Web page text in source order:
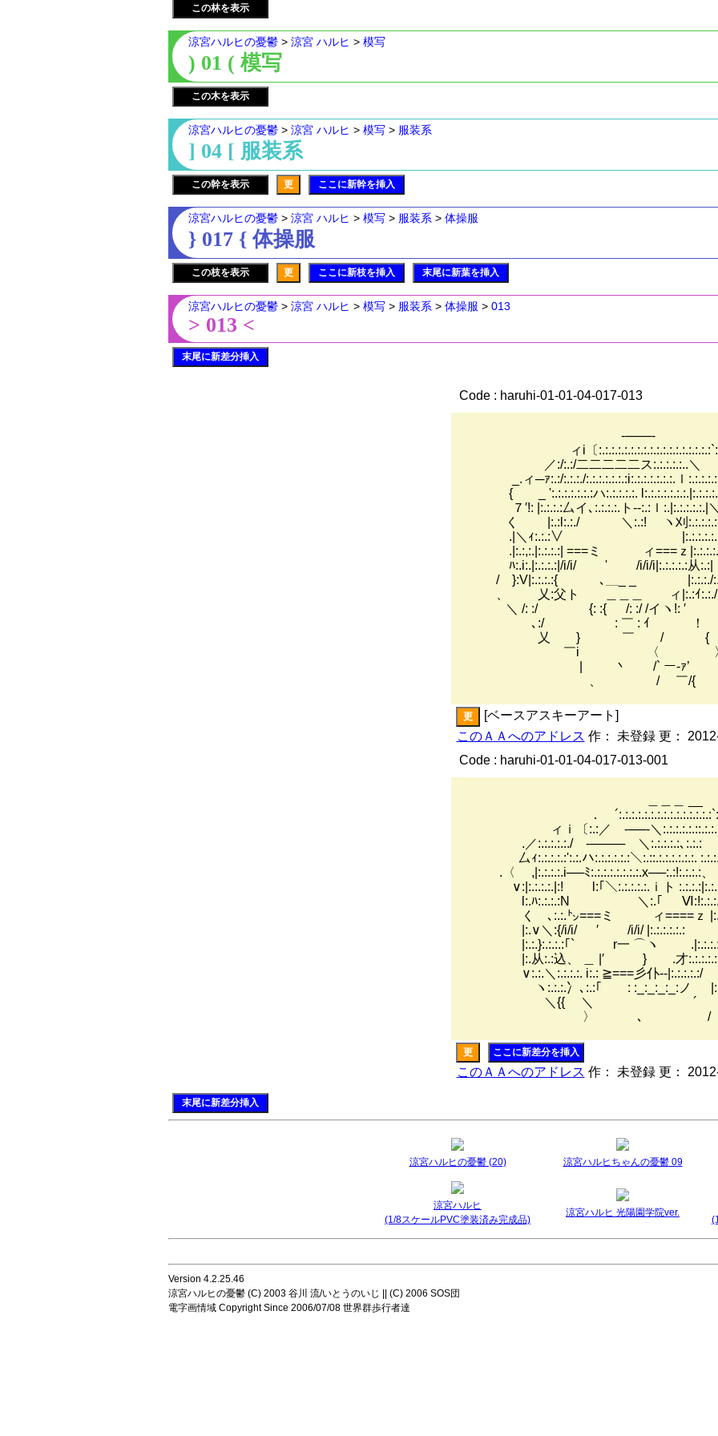
この林を表示
涼宮ハルヒの憂鬱 > 涼宮 ハルヒ > 模写
) 01 ( 模写
この木を表示
涼宮ハルヒの憂鬱 > 涼宮 ハルヒ > 模写 > 服装系
] 04 [ 服装系
この幹を表示 更 ここに新幹を挿入
涼宮ハルヒの憂鬱 > 涼宮 ハルヒ > 模写 > 服装系 > 体操服
} 017 { 体操服
この枝を表示 更 ここに新枝を挿入 末尾に新葉を挿入
涼宮ハルヒの憂鬱 > 涼宮 ハルヒ > 模写 > 服装系 > 体操服 > 013
> 013 <
末尾に新差分挿入
Code : haruhi-01-01-04-017-013
-───-
ィi〔
／:/:.:/二二二二二ス:.:.:.:.:..＼
_.ィ─ｧ:.:/:.:.:./:.:.:.:.:.:.:i:.:.:.:.:.:.:.ｌ:.:.:.:.:.
{ _ ':.:.:.:.:.:.:ハ:.:.:.:.:.
７′!: |:.:.:.:厶イ､:.:.:.:.ト--:.:ｌ:.|:.:.:.:.:.|
く |:.:l:.:./ ＼:.:! ヽ刈
.|＼ｨ:.:.:∨ |:.:.:.:.:.|、
.|:.:,:.|:.:.:.:| ===ミ ィ===ｚ
ﾊ:.i:.|:.:.:.:|/i/i/ ' /i/i/i|:.:.:.:.:从:.:|
/ }:V|:.:.:.:{ ､＿_ _ |:.:.:./:.:
、 乂:父ト ＿＿＿ ィ|:.:ｲ:.:./
＼ /: :/ {: :{ /: :/ /イヽ!: ′
､:/ ゝ: ￣ : ｲ ！
乂 } ￣ / {
￣i 〈
| 丶 /` ー‐ｧ’
、 / ￣/{
更
[ベースアスキーアート]
このＡＡへのアドレス 作： 未登録 更：
Code : haruhi-01-01-04-017-013-001
．
ィｉ〔:.:／ -──‐＼:.:.:.:.:.::.:.:.:
.／:.:.:.:.:./ -──── ＼:.:.:.:.:､:.:.:
厶ｨ:.:.:.:.:':.:.ハ:.:.:.:.:.:＼:.::.:.:.:.:.:.:. :.:.:.
.〈 ,|:.:.:.:.i──ﾐ:.:.:.:.:.:.:.:.x──:.:!:.:.:.:、
∨:|:.:.:.:.|:! l:｢＼:.:.:.:.:.ｉト
l:.ﾊ:.:.:.:N ＼:.｢
く ､:.:.㌧===ミ ィ====ｚ
|:.∨＼:{/i/i/ ′ /i/i/ |:.:.:.:.:.:
|:.:.}:.:.:.:｢` r一 ⌒ヽ
|:.从:.:込、 ＿ |′ } .才
∨:.:.＼:.:.:.:. i:.: ≧===彡仆--|:.:.:.:.:/
ヽ:.:.:.冫､:.:｢ ゝ: :_:_:_:_:ノ |:.:
＼{{ ＼ ´
〉 ､ /
更 ここに新差分を挿入
このＡＡへのアドレス 作： 未登録 更：
末尾に新差分挿入
涼宮ハルヒの憂鬱 (20) 涼宮ハルヒちゃんの憂鬱 09
涼宮ハルヒ
(1/8スケールPVC塗装済み完成品)
涼宮ハルヒ 光陽園学院ver.
Version 4.2.25.46
涼宮ハルヒの憂鬱 (C) 2003 谷川 流/いとうのいじ || (C) 2006 SOS団
電字画情域 Copyright Since 2006/07/08 世界群歩行者達